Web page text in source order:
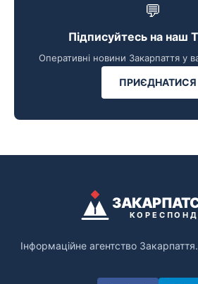
💬
Підписуйтесь на наш
Оперативні новини Закарпаття у
ПРИЄДНАТИСЯ
Інформаційне агентство